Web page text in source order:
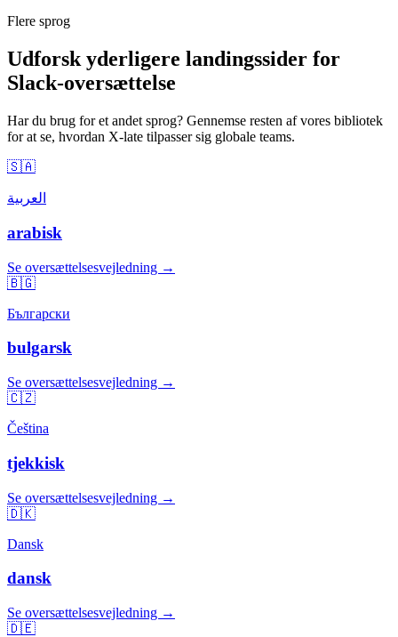
Flere sprog
Udforsk yderligere landingssider for
Slack-oversættelse
Har du brug for et andet sprog? Gennemse resten af vores bibliotek
for at se, hvordan X-late tilpasser sig globale teams.
🇸🇦
العربية
arabisk
Se oversættelsesvejledning →
🇧🇬
Български
bulgarsk
Se oversættelsesvejledning →
🇨🇿
Čeština
tjekkisk
Se oversættelsesvejledning →
🇩🇰
Dansk
dansk
Se oversættelsesvejledning →
🇩🇪